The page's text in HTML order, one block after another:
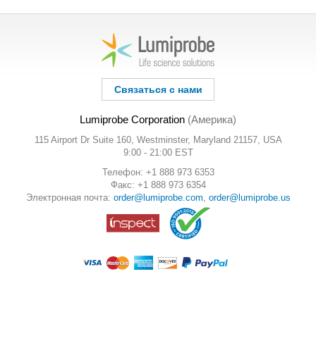
Связаться с нами
Lumiprobe Corporation (Америка)
115 Airport Dr Suite 160, Westminster, Maryland 21157, USA
9:00 - 21:00 EST
Телефон: +1 888 973 6353
Факс: +1 888 973 6354
Электронная почта: order@lumiprobe.com order@lumiprobe.us